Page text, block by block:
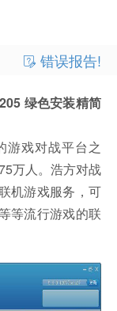
错误报告!
绿色安装精简
戏对战平台之
万人。浩方对战
机游戏服务，可
等流行游戏的联